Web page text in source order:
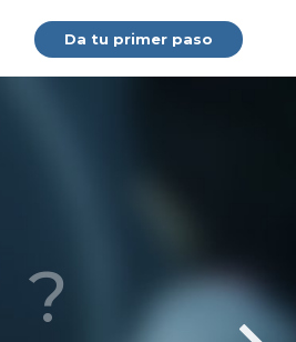
Da tu primer paso
?